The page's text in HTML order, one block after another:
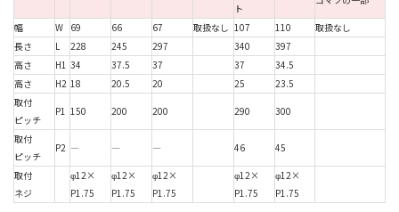
ト
幅 W 69 66 67 取扱なし 107 110
取扱なし
長さ
L 228 245 297 340
397
高さ
H1 34 37.5 37 37
34.5
高さ
H2 18 20.5 20 25
23.5
取付
ピッチ
P1 150 200 200 290 300
取付
ピッチ
P2 ― ― ― 46 45
取付
ネジ
φ12×
P1.75
φ12×
P1.75
φ12×
P1.75
φ12×
P1.75
φ12×
P1.75